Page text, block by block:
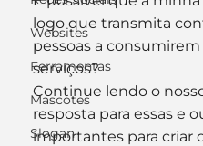
Websites
Ferramentas
Mascotes
Slogan
logo que transmita
pessoas a
serviços?
Continue lendo o
resposta para essas e
importantes para criar